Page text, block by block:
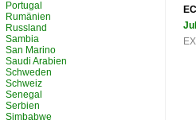
Portugal
Rumänien
Russland
Sambia
San Marino
Saudi Arabien
Schweden
Schweiz
Senegal
Serbien
Simbabwe